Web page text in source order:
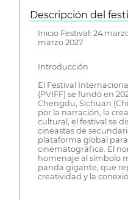
Descripción del
Inicio Festival: 24
marzo 2027
Introducción
El Festival
(PVIFF) se fundó en
Chengdu, Sichuan
por la narración, la
cultural, el festival se
cineastas de
plataforma global
cinematográfica. El
homenaje al símbolo
panda gigante, que
creatividad y la